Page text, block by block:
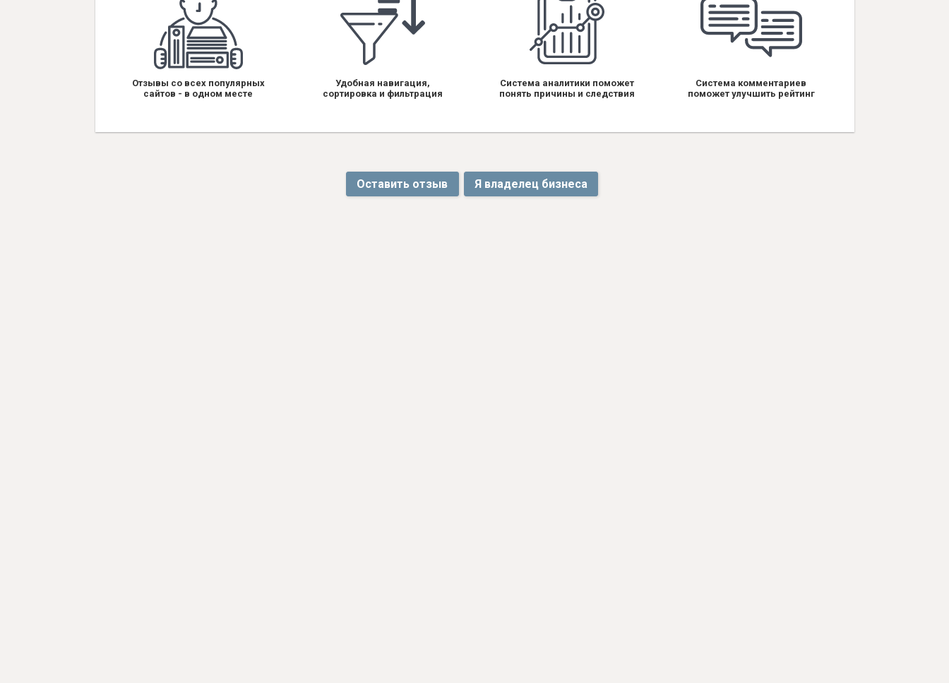
Отзывы со всех популярных
сайтов - в одном месте
Удобная навигация,
сортировка и фильтрация
Система аналитики поможет
понять причины и следствия
Система комментариев
поможет улучшить рейтинг
Оставить отзыв Я владелец бизнеса